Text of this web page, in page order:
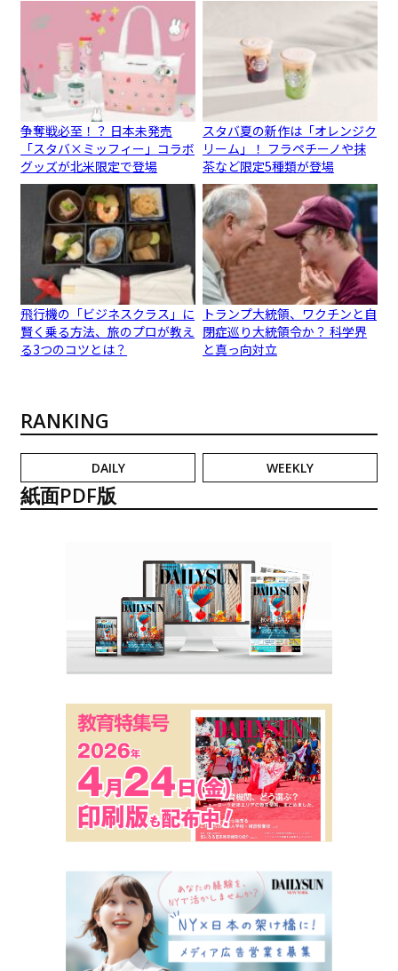
争奪戦必至！？ 日本未発売
「スタバ×ミッフィー」コラボ
グッズが北米限定で登場
スタバ夏の新作は「オレンジク
リーム」！ フラペチーノや抹
茶など限定5種類が登場
飛行機の「ビジネスクラス」に
賢く乗る方法、旅のプロが教え
る3つのコツとは？
トランプ大統領、ワクチンと自
閉症巡り大統領令か？ 科学界
と真っ向対立
RANKING
DAILY WEEKLY
紙面PDF版